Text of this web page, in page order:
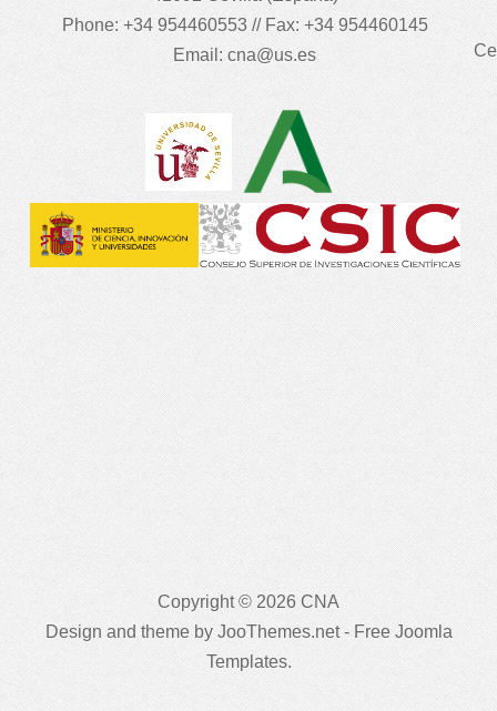
Phone: +34 954460553 // Fax: +34 954460145
Email: cna@us.es
Copyright © 2026 CNA
Design and theme by JooThemes.net - Free Joomla
Templates.